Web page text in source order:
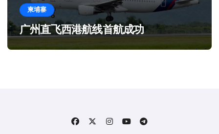
柬埔寨
广州直飞西港航线首航成功